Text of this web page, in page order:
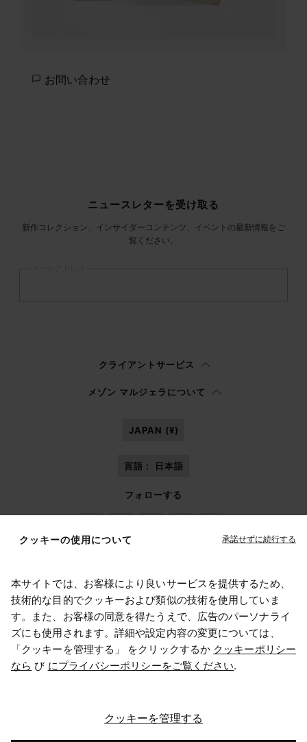
お問い合わせ
ニュースレターを受け取る
新作コレクション、インサイダーコンテンツ、イベントの最新情報をご
覧ください。
プライバシーポリシー を読み、私はマルジェラ S.A.S.U. が
の 3.1.b) 項に記載されたマーケティング*目的のために私の個人データを
クライアントサービス
メゾン マルジェラについて
JAPAN (¥)
言語 : 日本語
フォローする
Maison Margiela MM6
メゾン マルジェラはOTBのメンバーです
お住まいの場所を選択してください
United Statesを選択しています。住所を更新しますか？
United States
クッキーの使用について 承諾せずに続行する
本サイトでは、お客様により良いサービスを提供するため、
技術的な目的でクッキーおよび類似の技術を使用していま
す。また、お客様の同意を得たうえで、広告のパーソナライ
ズにも使用されます。詳細や設定内容の変更については、
「クッキーを管理する」 をクリックするか クッキーポリシー
なら び にプライバシーポリシーをご覧ください.
クッキーを管理する